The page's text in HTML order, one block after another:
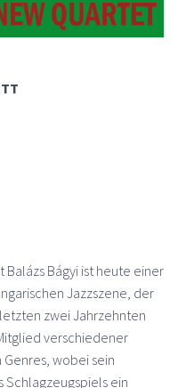
Bágyi ist heute einer
Jazzszene, der
zwei Jahrzehnten
verschiedener
Genres, wobei sein
ein